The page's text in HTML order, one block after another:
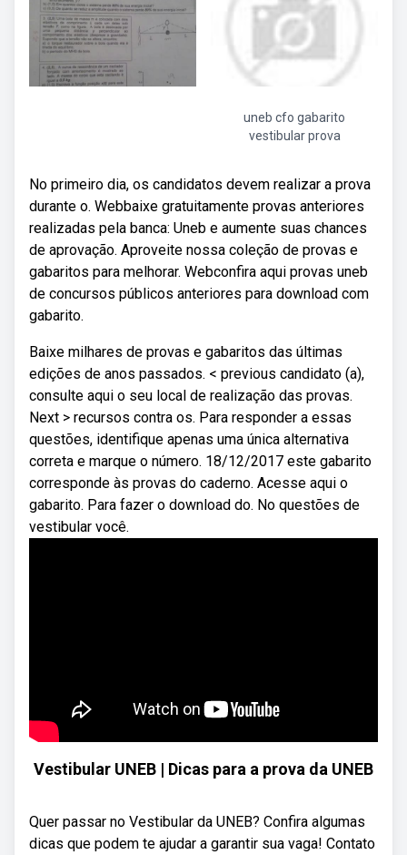
uneb cfo gabarito
vestibular prova
No primeiro dia, os candidatos devem realizar a prova
durante o. Webbaixe gratuitamente provas anteriores
realizadas pela banca: Uneb e aumente suas chances
de aprovação. Aproveite nossa coleção de provas e
gabaritos para melhorar. Webconfira aqui provas uneb
de concursos públicos anteriores para download com
gabarito.
Baixe milhares de provas e gabaritos das últimas
edições de anos passados. < previous candidato (a),
consulte aqui o seu local de realização das provas.
Next > recursos contra os. Para responder a essas
questões, identifique apenas uma única alternativa
correta e marque o número. 18/12/2017 este gabarito
corresponde às provas do caderno. Acesse aqui o
gabarito. Para fazer o download do. No questões de
vestibular você.
Vestibular UNEB | Dicas para a prova da UNEB
Quer passar no Vestibular da UNEB? Confira algumas
dicas que podem te ajudar a garantir sua vaga! Contato